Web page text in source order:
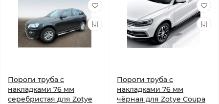
Пороги труба с
накладками 76 мм
серебристая для Zotye
Пороги труба с
накладками 76 мм
чёрная для Zotye Coupa